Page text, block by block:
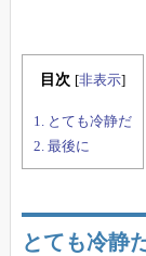
目次 [非表示]
1.
とても冷静だ
2. 最後に
とても冷静